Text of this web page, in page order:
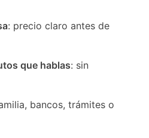
: precio claro antes de
que hablas: sin
bancos, trámites o